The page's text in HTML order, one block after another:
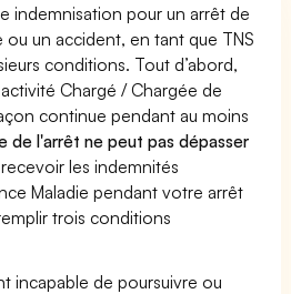
indemnisation pour un arrêt de
ou un accident, en tant que TNS
conditions. Tout d’abord,
Chargé / Chargée de
continue pendant au moins
de l'arrêt ne peut pas dépasser
les indemnités
Maladie pendant votre arrêt
trois conditions
incapable de poursuivre ou